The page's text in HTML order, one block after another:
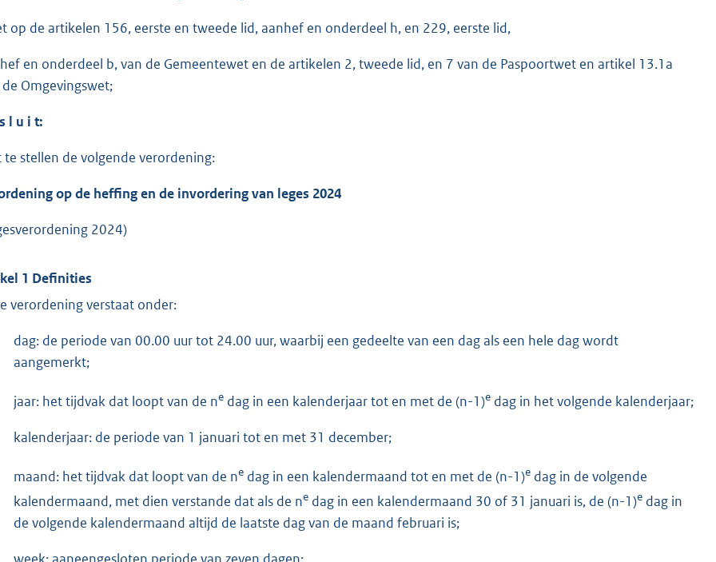
op de artikelen 156, eerste en tweede lid, aanhef en onderdeel h, en 229, eerste lid,
en onderdeel b, van de Gemeentewet en de artikelen 2, tweede lid, en 7 van de Paspoortwet en artikel 13.1a
Omgevingswet;
l u i t:
te stellen de volgende verordening:
op de heffing en de invordering van leges 2024
2024)
1 Definities
verordening verstaat onder:
dag: de periode van 00.00 uur tot 24.00 uur, waarbij een gedeelte van een dag als een hele dag wordt
aangemerkt;
jaar: het tijdvak dat loopt van de ne dag in een kalenderjaar tot en met de (n-1)e dag in het volgende kalenderjaar;
kalenderjaar: de periode van 1 januari tot en met 31 december;
maand: het tijdvak dat loopt van de ne dag in een kalendermaand tot en met de (n-1)e dag in de volgende
kalendermaand, met dien verstande dat als de ne dag in een kalendermaand 30 of 31 januari is, de (n-1)e dag in
de volgende kalendermaand altijd de laatste dag van de maand februari is;